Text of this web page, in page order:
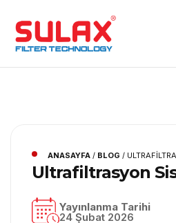
ANASAYFA / BLOG /
Ultrafiltrasyon
Yayınlanma Tarihi
24 Şubat 2026